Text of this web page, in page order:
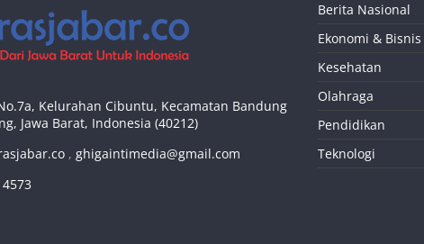
Kelurahan Cibuntu, Kecamatan Bandung
Jawa Barat, Indonesia (40212)
, ghigaintimedia@gmail.com
Berita Nasional
Ekonomi & Bisnis
Kesehatan
Olahraga
Pendidikan
Teknologi